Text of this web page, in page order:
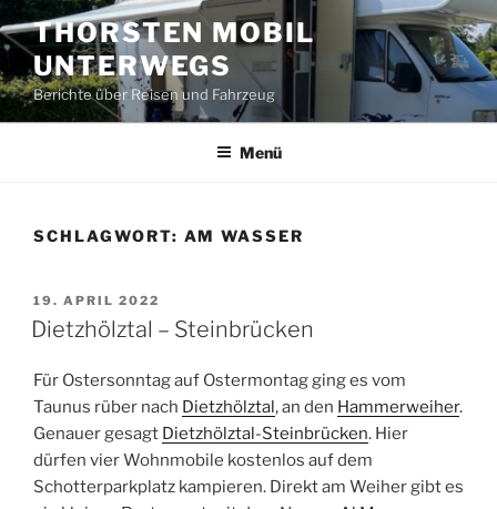
Zum
Inhalt
springen
THORSTEN MOBIL
UNTERWEGS
Berichte über Reisen und Fahrzeug
Menü
SCHLAGWORT: AM WASSER
VERÖFFENTLICHT
AM
19. APRIL 2022
Dietzhölztal – Steinbrücken
Für Ostersonntag auf Ostermontag ging es vom
Taunus rüber nach Dietzhölztal, an den Hammerweiher.
Genauer gesagt Dietzhölztal-Steinbrücken. Hier
dürfen vier Wohnmobile kostenlos auf dem
Schotterparkplatz kampieren. Direkt am Weiher gibt es